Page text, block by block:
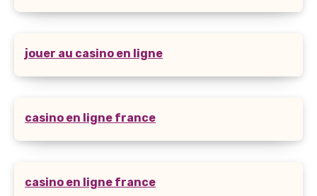
jouer au casino en ligne
casino en ligne france
casino en ligne france